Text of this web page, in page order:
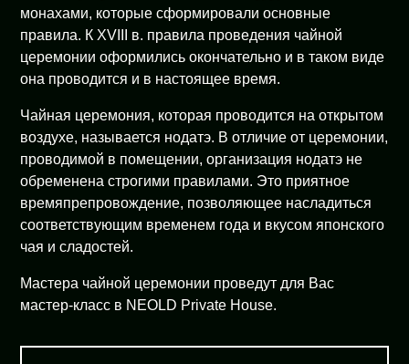
монахами, которые сформировали основные
правила. К XVIII в. правила проведения чайной
церемонии оформились окончательно и в таком виде
она проводится и в настоящее время.
Чайная церемония, которая проводится на открытом
воздухе, называется нодатэ. В отличие от церемонии,
проводимой в помещении, организация нодатэ не
обременена строгими правилами. Это приятное
времяпрепровождение, позволяющее насладиться
соответствующим временем года и вкусом японского
чая и сладостей.
Мастера чайной церемонии проведут для Вас
мастер-класс в NEOLD Private House.